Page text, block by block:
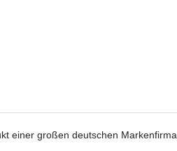
einer großen deutschen Markenfirma.